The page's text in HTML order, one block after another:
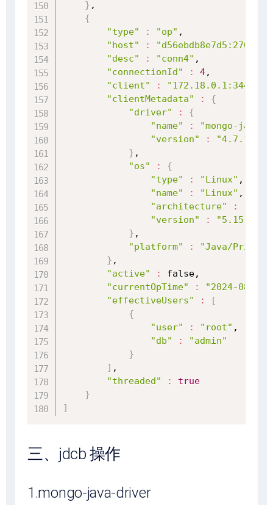
} ,
{
"type"
: "op" ,
"host"
: "d56ebdb8e7d5:27017"
"desc"
: "conn4" ,
"connectionId"
: 4,
"client"
: "172.18.0.1:34456"
"clientMetadata"
:
{
"driver"
:
{
"name"
:
"mongo-
"version"
:
"4.7.1"
} ,
"os"
:
{
"type"
: "Linux" ,
"name"
: "Linux" ,
"architecture"
:
"version"
:
"5.15.0-
} ,
"platform"
:
"Java/Private
} ,
"active"
:
false,
"currentOpTime"
:
"2024-08-
"effectiveUsers"
:
[
{
"user"
: "root" ,
"db"
:
"admin"
}
] ,
"threaded"
:
true
}
]
三、jdcb 操作
1.mongo-java-driver